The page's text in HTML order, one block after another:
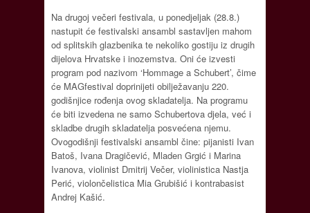
Na drugoj večeri festivala, u ponedjeljak (28.8.)
nastupit će festivalski ansambl sastavljen mahom
od splitskih glazbenika te nekoliko gostiju iz drugih
dijelova Hrvatske i inozemstva. Oni će izvesti
program pod nazivom ‘Hommage a Schubert’, čime
će MAGfestival doprinijeti obilježavanju 220.
godišnjice rođenja ovog skladatelja. Na programu
će biti izvedena ne samo Schubertova djela, već i
skladbe drugih skladatelja posvećena njemu.
Ovogodišnji festivalski ansambl čine: pijanisti Ivan
Batoš, Ivana Dragičević, Mladen Grgić i Marina
Ivanova, violinist Dmitrij Večer, violinistica Nastja
Perić, violončelistica Mia Grubišić i kontrabasist
Andrej Kašić.